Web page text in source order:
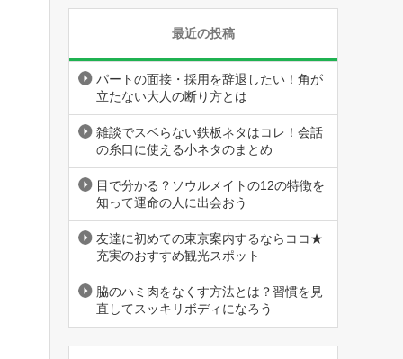
最近の投稿
パートの面接・採用を辞退したい！角が
立たない大人の断り方とは
雑談でスベらない鉄板ネタはコレ！会話
の糸口に使える小ネタのまとめ
目で分かる？ソウルメイトの12の特徴を
知って運命の人に出会おう
友達に初めての東京案内するならココ★
充実のおすすめ観光スポット
脇のハミ肉をなくす方法とは？習慣を見
直してスッキリボディになろう